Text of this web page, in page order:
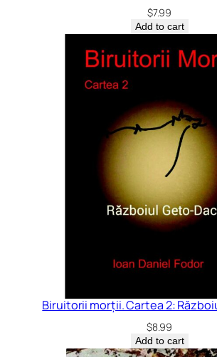
$7.99
Add to cart
Biruitorii morții. Cartea 2:
$8.99
Add to cart